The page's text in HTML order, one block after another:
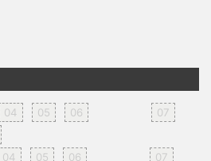
04 05 06
07
04 05 06
07